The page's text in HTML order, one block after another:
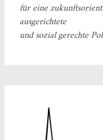
für eine
ausgerichtete
und sozial gerechte